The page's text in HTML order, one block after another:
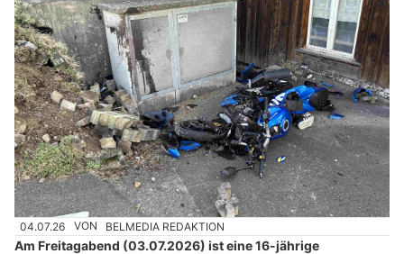
04.07.26 VON BELMEDIA REDAKTION
Am Freitagabend (03.07.2026) ist eine 16-jährige